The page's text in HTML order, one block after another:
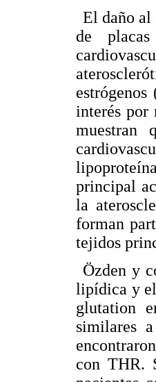
El daño al
de
interés por
muestran
principal
la
forman
tejidos
Özden y
lipídica y el
glutation
similares
con THR.